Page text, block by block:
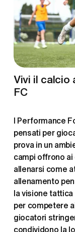
Vivi il calcio
FC
I Performance
pensati per
prova in un
campi offrono
allenarsi come
allenamento
la visione
per competere
giocatori
condividono la